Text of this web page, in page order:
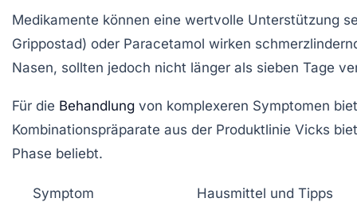
Medikamente können eine wertvolle Unterstützung
Grippostad) oder Paracetamol wirken
Nasen, sollten jedoch nicht länger als sieben Tage
Für die Behandlung von komplexeren Symptomen
Kombinationspräparate aus der Produktlinie Vicks
Phase beliebt.
Symptom
Hausmittel und Tipps